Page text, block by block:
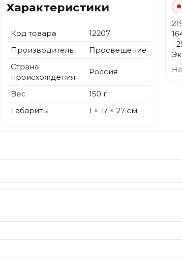
Характеристики
Код товара
12207
Производитель
Просвещение
Страна
происхождения
Россия
Вес
150 г
Габариты
1 × 17 × 27 см
−